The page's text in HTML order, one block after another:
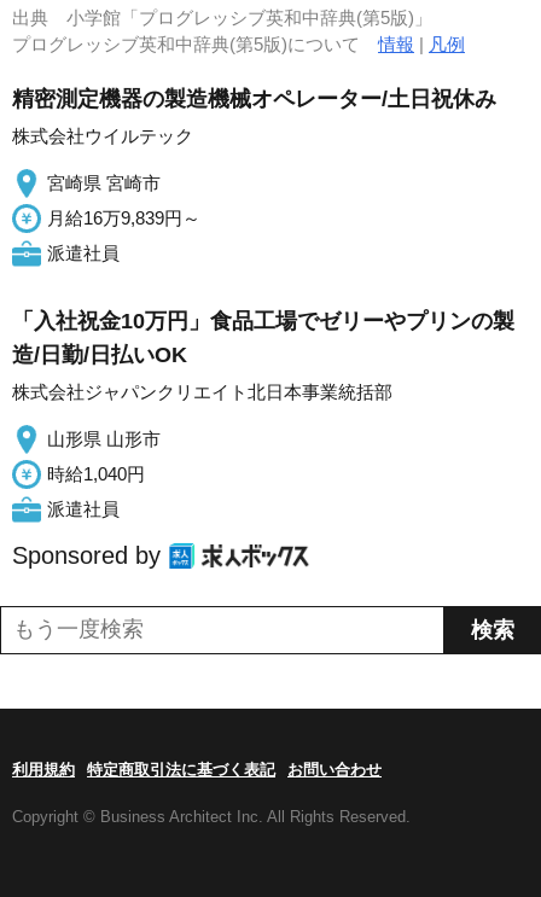
出典 小学館「プログレッシブ英和中辞典(第5版)」
プログレッシブ英和中辞典(第5版)について情報 | 凡例
精密測定機器の製造機械オペレーター/土日祝休み
株式会社ウイルテック
宮崎県 宮崎市
月給16万9,839円～
派遣社員
「入社祝金10万円」食品工場でゼリーやプリンの製
造/日勤/日払いOK
株式会社ジャパンクリエイト北日本事業統括部
山形県 山形市
時給1,040円
派遣社員
Sponsored by
利用規約 特定商取引法に基づく表記 お問い合わせ
Copyright © Business Architect Inc. All Rights Reserved.